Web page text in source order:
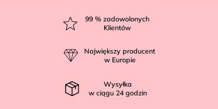
99 % zadowolonych
Klientów
Największy producent
w Europie
Wysyłka
w ciągu 24 godzin